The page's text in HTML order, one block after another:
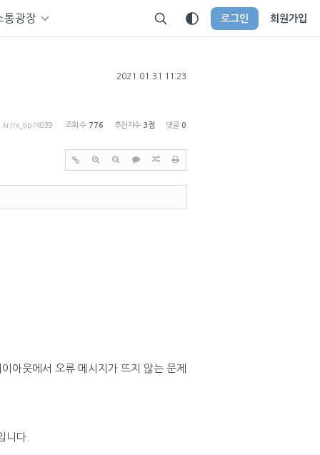
통광장 로그인 회원가입
2021.01.31 11:23
rx_tip/4039 조회 수 776 추천지수 3점 댓글 0
아웃에서 오류 메시지가 뜨지 않는 문제
니다.